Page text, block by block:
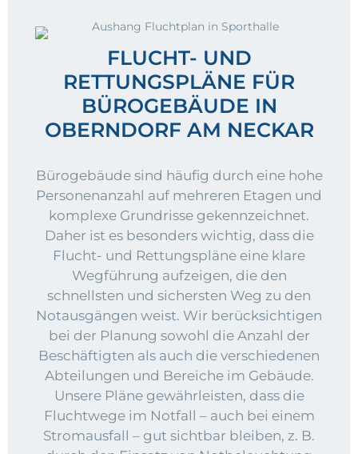
FLUCHT- UND
RETTUNGSPLÄNE FÜR
BÜROGEBÄUDE IN
OBERNDORF AM NECKAR
Bürogebäude sind häufig durch eine hohe
Personenanzahl auf mehreren Etagen und
komplexe Grundrisse gekennzeichnet.
Daher ist es besonders wichtig, dass die
Flucht- und Rettungspläne eine klare
Wegführung aufzeigen, die den
schnellsten und sichersten Weg zu den
Notausgängen weist. Wir berücksichtigen
bei der Planung sowohl die Anzahl der
Beschäftigten als auch die verschiedenen
Abteilungen und Bereiche im Gebäude.
Unsere Pläne gewährleisten, dass die
Fluchtwege im Notfall – auch bei einem
Stromausfall – gut sichtbar bleiben, z. B.